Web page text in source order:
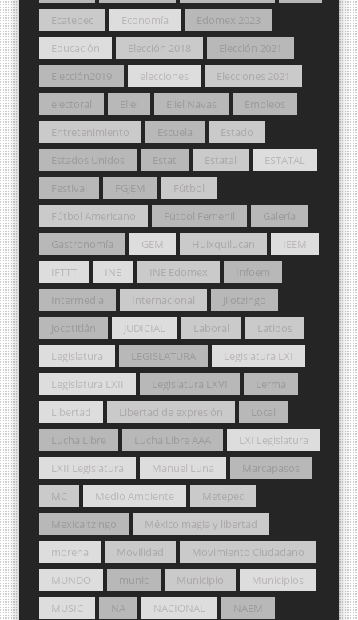
Ecatepec
Economía
Edomex 2023
Educación
Elección 2018
Elección 2021
Elección2019
elecciones
Elecciones 2021
electoral
Eliel Eliel Navas
Empleos
Entretenimiento
Escuela
Estado
Estados Unidos
Estat Estatal
ESTATAL
Festival
FGJEM
Fútbol
Fútbol Americano
Fútbol Femenil
Galería
Gastronomía
GEM Huixquilucan
IEEM
IFTTT
INE INE Edomex
Infoem
Intermedia
Internacional
Jilotzingo
Jocotitlán
JUDICIAL Laboral
Latidos
Legislatura
LEGISLATURA
Legislatura LXI
Legislatura LXII
Legislatura LXVI
Lerma
Libertad
Libertad de expresión
Local
Lucha Libre
Lucha Libre AAA
LXI Legislatura
LXII Legislatura
Manuel Luna
Marcapasos
MC
Medio Ambiente
Metepec
Mexicaltzingo
México magia y libertad
morena
Movilidad
Movimiento Ciudadano
MUNDO
munic Municipio
Municipios
MUSIC
NA NACIONAL
NAEM